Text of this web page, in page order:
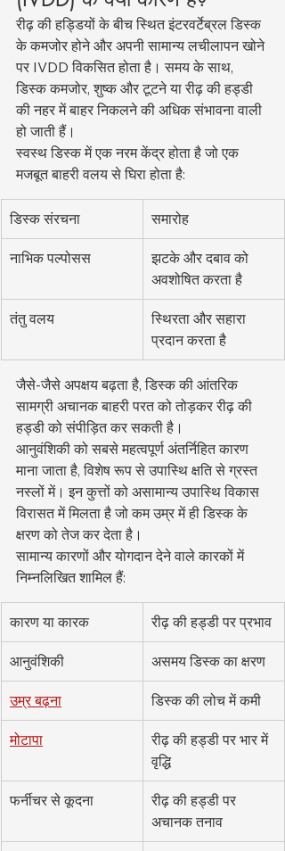
रीढ़ की हड्डियों के बीच स्थित इंटरवर्टेब्रल डिस्क
के कमजोर होने और अपनी सामान्य लचीलापन खोने
पर IVDD विकसित होता है। समय के साथ,
डिस्क कमजोर, शुष्क और टूटने या रीढ़ की हड्डी
की नहर में बाहर निकलने की अधिक संभावना वाली
हो जाती हैं।
स्वस्थ डिस्क में एक नरम केंद्र होता है जो एक
मजबूत बाहरी वलय से घिरा होता है:
डिस्क संरचना समारोह
नाभिक पल्पोसस
झटके और दबाव को
अवशोषित करता है
तंतु वलय
स्थिरता और सहारा
प्रदान करता है
जैसे-जैसे अपक्षय बढ़ता है, डिस्क की आंतरिक
सामग्री अचानक बाहरी परत को तोड़कर रीढ़ की
हड्डी को संपीड़ित कर सकती है।
आनुवंशिकी को सबसे महत्वपूर्ण अंतर्निहित कारण
माना जाता है, विशेष रूप से उपास्थि क्षति से ग्रस्त
नस्लों में। इन कुत्तों को असामान्य उपास्थि विकास
विरासत में मिलता है जो कम उम्र में ही डिस्क के
क्षरण को तेज कर देता है।
सामान्य कारणों और योगदान देने वाले कारकों में
निम्नलिखित शामिल हैं:
कारण या कारक रीढ़ की हड्डी पर प्रभाव
आनुवंशिकी असमय डिस्क का क्षरण
उम्र बढ़ना डिस्क की लोच में कमी
मोटापा
रीढ़ की हड्डी पर भार में
वृद्धि
फर्नीचर से कूदना
रीढ़ की हड्डी पर
अचानक तनाव